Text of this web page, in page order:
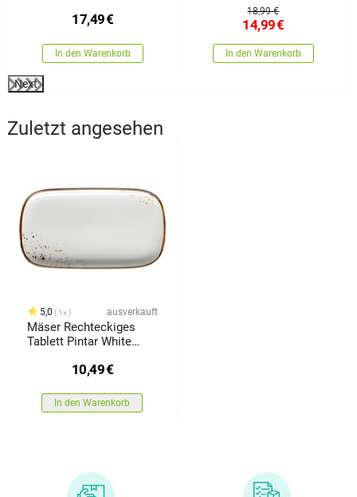
17,49€
In den Warenkorb
18,99 €
14,99€
In den Warenkorb
Next
Zuletzt angesehen
5,0 1x ausverkauft
Mäser Rechteckiges
Tablett Pintar White
10,49€
In den Warenkorb